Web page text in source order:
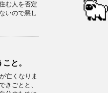
む人を否定
いので悪し
と。
亡くなりま
きごとと、